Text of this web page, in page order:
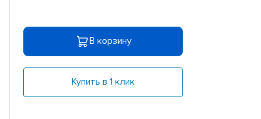
В корзину
Купить в 1 клик